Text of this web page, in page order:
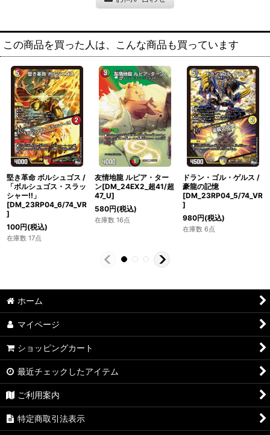
この商品を買った人は、こんな商品も買っています
堅き革命 ボルシュゴス /
「ボルシュゴス・スラッ
シャー!!」
[DM_23RP04_6/74_VR
]
100円(税込)
在庫数 17点
友情地龍 ルピア・ター
ン[DM_24EX2_超41/超
47_U]
580円(税込)
在庫数 16点
ドラン・ゴル・ゲルス /
豪龍の記憶
[DM_23RP04_5/74_VR
]
980円(税込)
在庫数 6点
ホーム
マイページ
ショッピングカート
最近チェックしたアイテム
ご利用案内
特定商取引法表示